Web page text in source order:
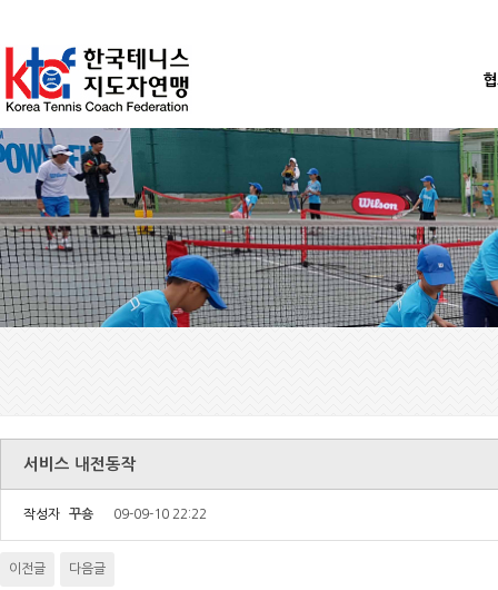
서비스 내전동작
작성자 꾸숑 09-09-10 22:22
이전글 다음글